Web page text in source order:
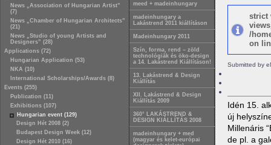
News „Association of Hungarian Artist”
(7)
News „Chamber of Hungarian Architects”
(21)
News „Studio of young Artists and
Designers” (28)
Applications (72)
Hungarian Application (53)
NKA (10)
International Scholarships/Awards (8)
Events (255)
Publication (11)
Exhibitions (107)
Hungarian event (129)
Design Hét 2008 (2)
Budapest Design Week (12)
Design Hét 2010 (16)
meed + madeinhungary
madeinhungary a
Lakástrend 2011 kiállításon
Madeinhungary 2011
Szín, forma, rend – zöld
technológiák és öko-design
a 14. Lakástrend Kiállításon!
13. Lakástrend & Design
Kiállítás
XII. Lakástrend & Design
Kiállítás 2009
360° LAKÁSTREND &
DESIGN KIÁLLÍTÁS 2008
madeinhungary + med
(magyar és kelet-európai
strict
/
on
Submitted by
Idén 15.
új
Millenáris
de pl. a